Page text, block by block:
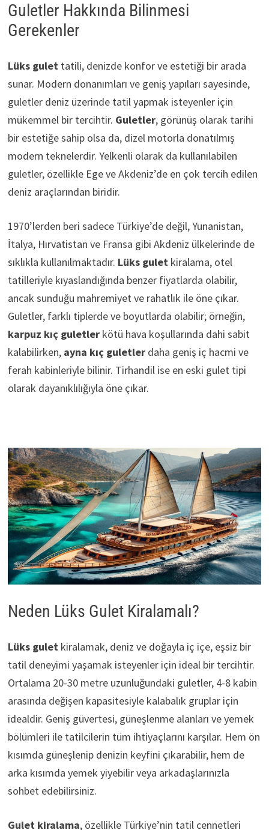
Guletler Hakkında Bilinmesi
Gerekenler
Lüks gulettatili, denizde konfor ve estetiği bir arada
sunar. Modern donanımları ve geniş yapıları sayesinde,
guletler deniz üzerinde tatil yapmak isteyenler için
mükemmel bir tercihtir. Guletler, görünüş olarak tarihi
bir estetiğe sahip olsa da, dizel motorla donatılmış
modern teknelerdir. Yelkenli olarak da kullanılabilen
guletler, özellikle Ege ve Akdeniz’de en çok tercih edilen
deniz araçlarından biridir.
1970’lerden beri sadece Türkiye’de değil, Yunanistan,
İtalya, Hırvatistan ve Fransa gibi Akdeniz ülkelerinde de
sıklıkla kullanılmaktadır. Lüks guletkiralama, otel
tatilleriyle kıyaslandığında benzer fiyatlarda olabilir,
ancak sunduğu mahremiyet ve rahatlık ile öne çıkar.
Guletler, farklı tiplerde ve boyutlarda olabilir; örneğin,
karpuz kıç guletlerkötü hava koşullarında dahi sabit
kalabilirken, ayna kıç guletlerdaha geniş iç hacmi ve
ferah kabinleriyle bilinir. Tirhandil ise en eski gulet tipi
olarak dayanıklılığıyla öne çıkar.
Neden Lüks Gulet Kiralamalı?
Lüks guletkiralamak, deniz ve doğayla iç içe, eşsiz bir
tatil deneyimi yaşamak isteyenler için ideal bir tercihtir.
Ortalama 20-30 metre uzunluğundaki guletler, 4-8 kabin
arasında değişen kapasitesiyle kalabalık gruplar için
idealdir. Geniş güvertesi, güneşlenme alanları ve yemek
bölümleri ile tatilcilerin tüm ihtiyaçlarını karşılar. Hem ön
kısımda güneşlenip denizin keyfini çıkarabilir, hem de
arka kısımda yemek yiyebilir veya arkadaşlarınızla
sohbet edebilirsiniz.
Gulet kiralama, özellikle Türkiye’nin tatil cennetleri